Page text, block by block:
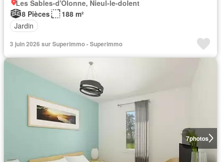
Les Sables-d'Olonne, Nieul-le-dolent
8 Pièces
188 m²
Jardin
3 juin 2026 sur Superimmo - Superimmo
7photos